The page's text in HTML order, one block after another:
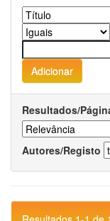
Resultados/
Autores/Registo